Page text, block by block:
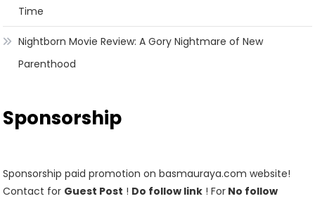
Time
Nightborn Movie Review: A Gory Nightmare of New
Parenthood
Sponsorship
Sponsorship paid promotion on basmauraya.com website!
Contact for Guest Post ! Do follow link ! For No follow